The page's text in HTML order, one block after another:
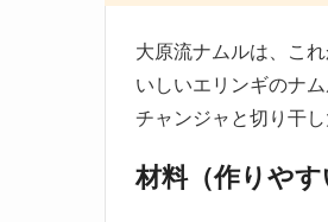
大原流ナムルは、こ
いしいエリンギのナ
チャンジャと切り干
材料（作りやす